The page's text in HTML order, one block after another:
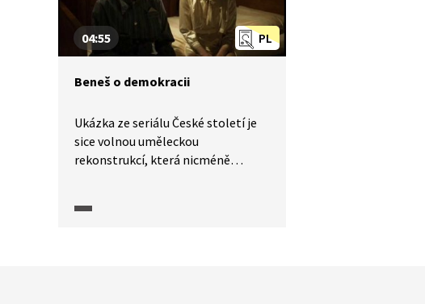
za svá území bojovat.
PL
04:55
Beneš o demokracii
Ukázka ze seriálu České století je
sice volnou uměleckou
rekonstrukcí, která nicméně
sociologicky analyzuje tehdejší